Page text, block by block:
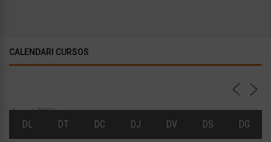
CALENDARI CURSOS
Agost 2026
DL
DT DC DJ DV DS DG